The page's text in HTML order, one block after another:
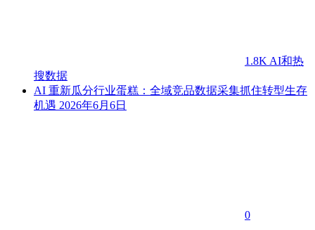
1.8K AI和热
搜数据
AI 重新瓜分行业蛋糕：全域竞品数据采集抓住转型生存
机遇 2026年6月6日
0